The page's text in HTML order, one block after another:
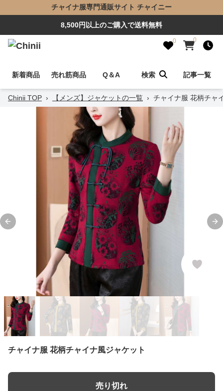
チャイナ服専門通販サイト チャイニー
8,500円以上のご購入で送料無料
0 0
新着商品 売れ筋商品 Q＆A 検索 記事一覧
Chinii TOP › 【メンズ】ジャケットの一覧 › チャイナ服 花柄チャ
Previous slide
チャイナ服 花柄チャイナ風ジャケット
売り切れ